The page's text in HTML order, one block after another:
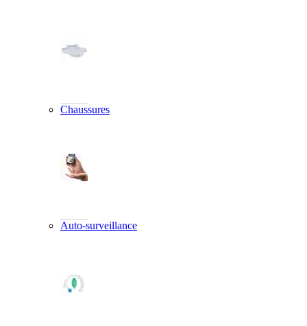
Chaussures
Auto-surveillance